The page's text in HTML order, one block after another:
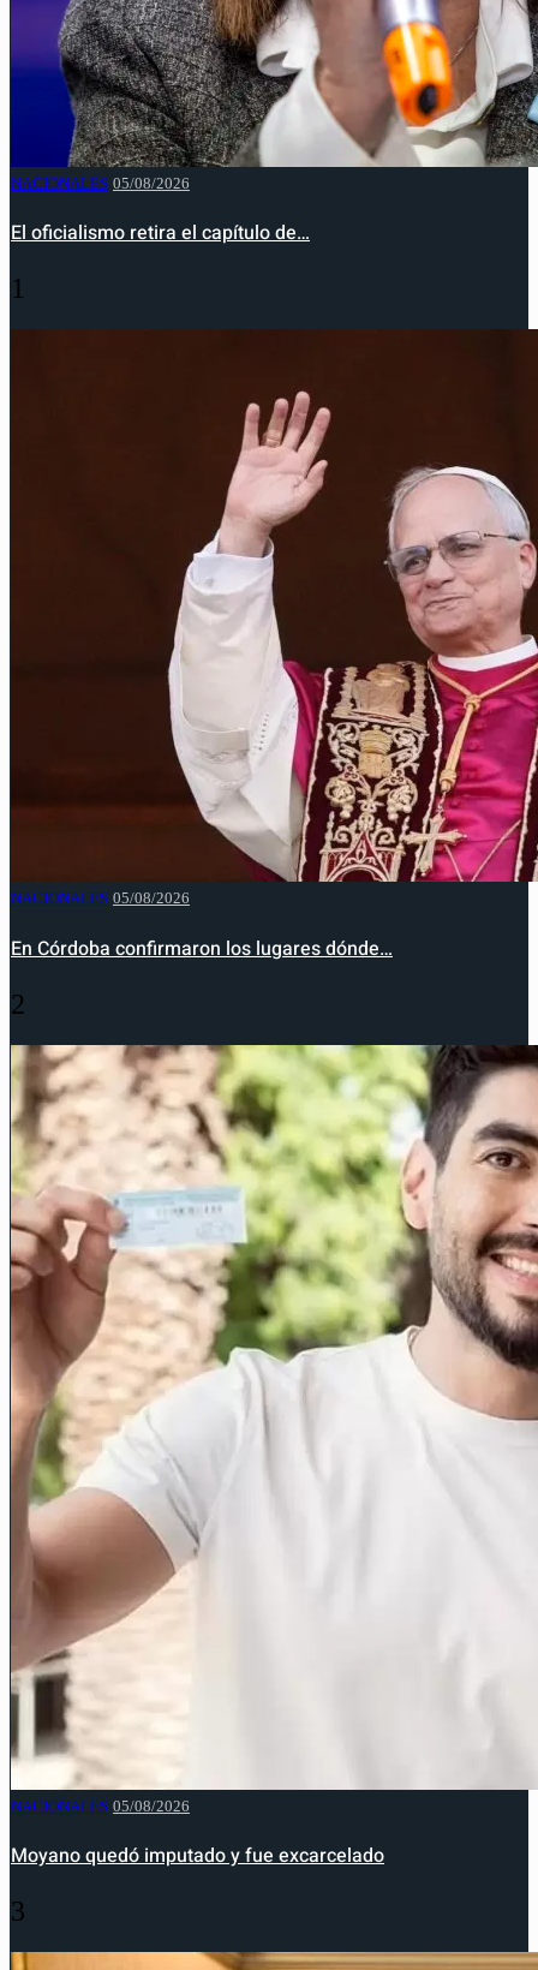
NACIONALES 05/08/2026
El oficialismo retira el capítulo de…
1
NACIONALES 05/08/2026
En Córdoba confirmaron los lugares dónde…
2
NACIONALES 05/08/2026
Moyano quedó imputado y fue excarcelado
3